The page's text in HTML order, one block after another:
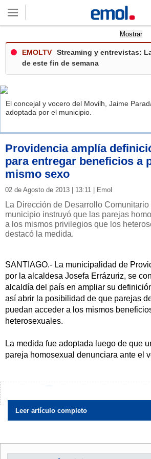
Mostrar
EMOLTV
Streaming y entrevistas:
de este fin de semana
El concejal y vocero del Movilh, Jaime
adoptada por el municipio.
Providencia amplía
para entregar beneficios a
mismo sexo
02 de Agosto de 2013 | 13:11 | Emol
La Dirección de Desarrollo Comunitario
municipio instruyó que las parejas
a los mismos privilegios que los
destacó la medida.
SANTIAGO.- La municipalidad de
por la alcaldesa Josefa Errázuriz, se
alcaldía del país en ampliar su
así abrir la posibilidad de que parejas
puedan acceder a los mismos
heterosexuales.
La medida fue adoptada luego de que
pareja homosexual denunciara ante el
ser discriminados en razón de su
acceder a los centros deportivos de la
Por ello, la Dirección de Desarrollo
de Providencia instruyó a todos los
Leer artículo completo